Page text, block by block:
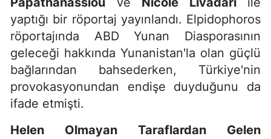
yaptığı bir röportaj yayınlandı. Elpidophoros
röportajında ABD Yunan Diasporasının
geleceği hakkında Yunanistan'la olan güçlü
bağlarından bahsederken, Türkiye'nin
provokasyonundan endişe duyduğunu da
ifade etmişti.
Helen Olmayan Taraflardan Gelen